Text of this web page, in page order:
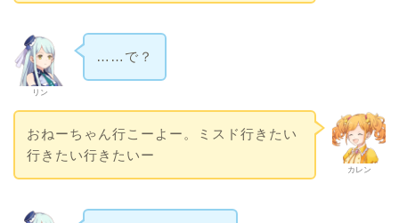
リン
……で？
カレン
おねーちゃん行こーよー。ミスド行きたい
行きたい行きたいー